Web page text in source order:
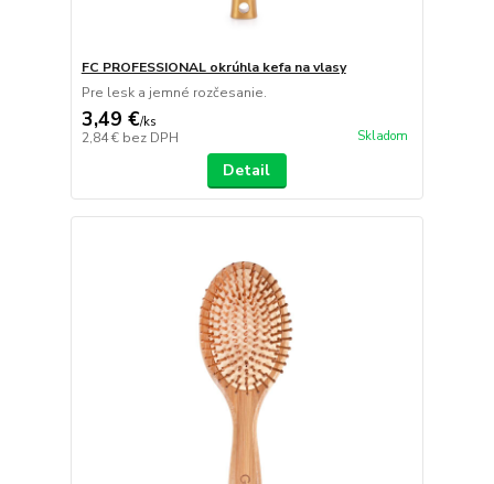
FC PROFESSIONAL okrúhla kefa na vlasy
Pre lesk a jemné rozčesanie.
3,49 €/ks
2,84 € bez DPH Skladom
Detail